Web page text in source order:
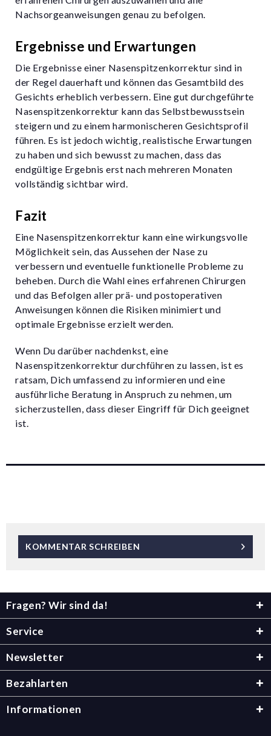
Nachsorgeanweisungen genau zu befolgen.
Ergebnisse und Erwartungen
Die Ergebnisse einer Nasenspitzenkorrektur sind in
der Regel dauerhaft und können das Gesamtbild des
Gesichts erheblich verbessern. Eine gut durchgeführte
Nasenspitzenkorrektur kann das Selbstbewusstsein
steigern und zu einem harmonischeren Gesichtsprofil
führen. Es ist jedoch wichtig, realistische Erwartungen
zu haben und sich bewusst zu machen, dass das
endgültige Ergebnis erst nach mehreren Monaten
vollständig sichtbar wird.
Fazit
Eine Nasenspitzenkorrektur kann eine wirkungsvolle
Möglichkeit sein, das Aussehen der Nase zu
verbessern und eventuelle funktionelle Probleme zu
beheben. Durch die Wahl eines erfahrenen Chirurgen
und das Befolgen aller prä- und postoperativen
Anweisungen können die Risiken minimiert und
optimale Ergebnisse erzielt werden.
Wenn Du darüber nachdenkst, eine
Nasenspitzenkorrektur durchführen zu lassen, ist es
ratsam, Dich umfassend zu informieren und eine
ausführliche Beratung in Anspruch zu nehmen, um
sicherzustellen, dass dieser Eingriff für Dich geeignet
ist.
KOMMENTAR SCHREIBEN
Fragen? Wir sind da!
Service
Newsletter
Bezahlarten
Informationen